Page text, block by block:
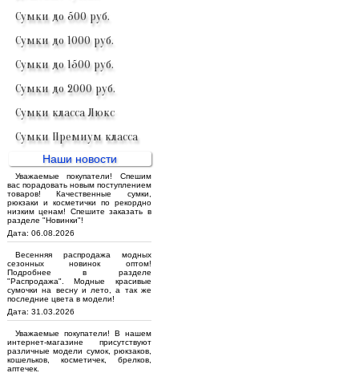
Сумки до 500 руб.
Сумки до 1000 руб.
Сумки до 1500 руб.
Сумки до 2000 руб.
Сумки класса Люкс
Сумки Премиум класса
Наши новости
Уважаемые покупатели! Спешим
вас порадовать новым поступлением
товаров! Качественные сумки,
рюкзаки и косметички по рекордно
низким ценам! Спешите заказать в
разделе "Новинки"!
Дата: 06.08.2026
Весенняя распродажа модных
сезонных новинок оптом!
Подробнее в разделе
"Распродажа". Модные красивые
сумочки на весну и лето, а так же
последние цвета в модели!
Дата: 31.03.2026
Уважаемые покупатели! В нашем
интернет-магазине присутствуют
различные модели сумок, рюкзаков,
кошельков, косметичек, брелков,
аптечек.